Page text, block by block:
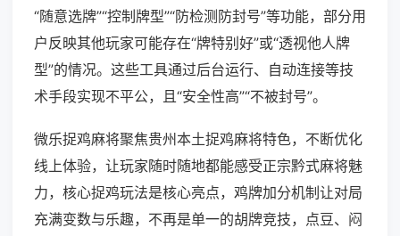
“随意选牌”“控制牌型”“防检测防封号”等功能，部分用
户反映其他玩家可能存在“牌特别好”或“透视他人牌
型”的情况。这些工具通过后台运行、自动连接等技
术手段实现不平公，且“安全性高”“不被封号”。
微乐捉鸡麻将聚焦贵州本土捉鸡麻将特色，不断优化
线上体验，让玩家随时随地都能感受正宗黔式麻将魅
力，核心捉鸡玩法是核心亮点，鸡牌加分机制让对局
充满变数与乐趣，不再是单一的胡牌竞技，点豆、闷